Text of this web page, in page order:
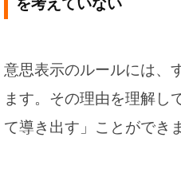
意思表示のルールには、
ます。その理由を理解し
て導き出す」ことができ